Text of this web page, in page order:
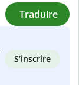
Traduire
S’inscrire